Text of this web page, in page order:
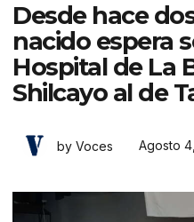
Desde hace
nacido espera
Hospital de La
Shilcayo al de
by Voces Agosto